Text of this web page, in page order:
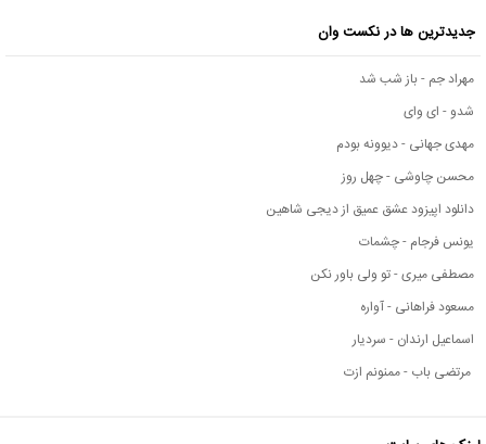
جدیدترین ها در نکست وان
مهراد جم - باز شب شد
شدو - ای وای
مهدی جهانی - دیوونه بودم
محسن چاوشی - چهل روز
دانلود اپیزود عشق عمیق از دیجی شاهین
یونس فرجام - چشمات
مصطفی میری - تو ولی باور نکن
مسعود فراهانی - آواره
اسماعیل ارندان - سردیار
مرتضی باب - ممنونم ازت